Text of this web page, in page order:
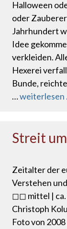
Halloween
oder
Jahrhundert
Idee
verkleiden.
Hexerei
Bunde,
…weiterlesen
Streit
Zeitalter der
Verstehen
◻◻ mittel | ca.
Christoph
Foto von